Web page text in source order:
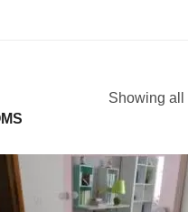
Showing all